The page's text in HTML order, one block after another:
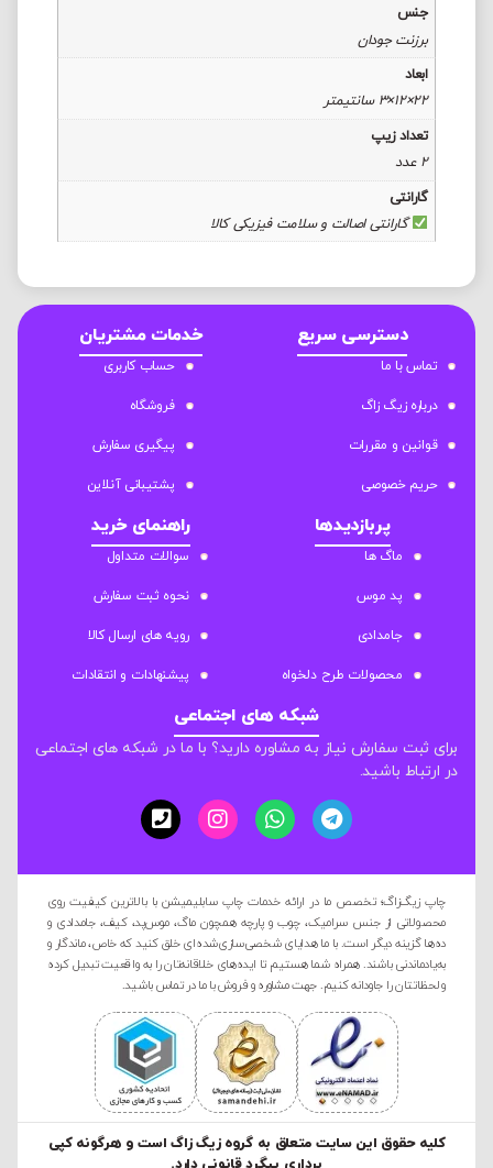
جنس
برزنت جودان
ابعاد
22×12×3 سانتیمتر
تعداد زیپ
2 عدد
گارانتی
گارانتی اصالت و سلامت فیزیکی کالا
دسترسی سریع
تماس با ما
درباره زیگ زاگ
قوانین و مقررات
حریم خصوصی
خدمات مشتریان
حساب کاربری
فروشگاه
پیگیری سفارش
پشتیبانی آنلاین
پربازدیدها
ماگ ها
پد موس
جامدادی
محصولات طرح دلخواه
راهنمای خرید
سوالات متداول
نحوه ثبت سفارش
رویه های ارسال کالا
پیشنهادات و انتقادات
شبکه های اجتماعی
برای ثبت سفارش نیاز به مشاوره دارید؟ با ما در شبکه های اجتماعی
در ارتباط باشید.
چاپ زیگ‌زاگ؛ تخصص ما در ارائه خدمات چاپ سابلیمیشن با بالاترین کیفیت روی
محصولاتی از جنس سرامیک، چوب و پارچه همچون ماگ، موس‌پد، کیف، جامدادی و
ده‌ها گزینه دیگر است. با ما هدایای شخصی‌سازی‌شده‌ای خلق کنید که خاص، ماندگار و
به‌یادماندنی باشند. همراه شما هستیم تا ایده‌های خلاقانه‌تان را به واقعیت تبدیل کرده
و لحظاتتان را جاودانه کنیم. جهت مشاوره و فروش با ما در تماس باشید.
کليه حقوق این سایت متعلق به گروه زیگ زاگ است و هرگونه کپی